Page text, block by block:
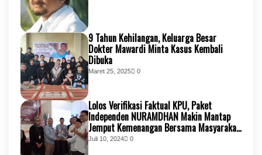
9 Tahun Kehilangan, Keluarga Besar
Dokter Mawardi Minta Kasus Kembali
Dibuka
Maret 25, 2025 0
Lolos Verifikasi Faktual KPU, Paket
Independen NURAMDHAN Makin Mantap
Jemput Kemenangan Bersama Masyarakat
KSB
Juli 10, 2024 0